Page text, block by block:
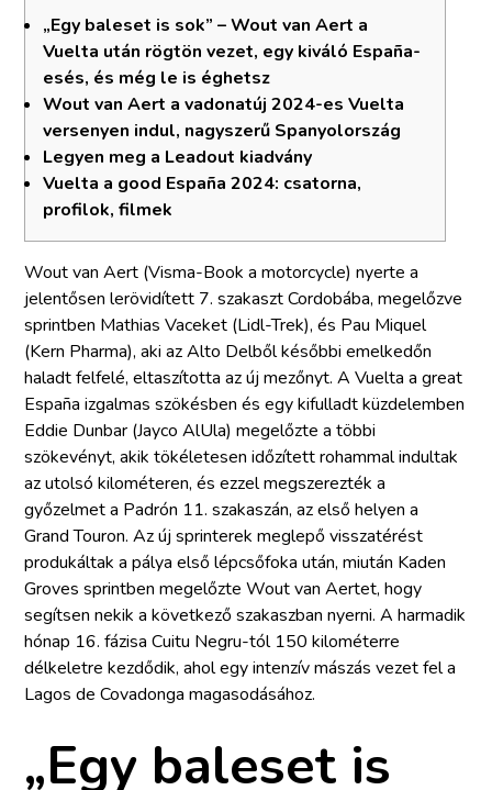
„Egy baleset is sok” – Wout van Aert a
Vuelta után rögtön vezet, egy kiváló España-
esés, és még le is éghetsz
Wout van Aert a vadonatúj 2024-es Vuelta
versenyen indul, nagyszerű Spanyolország
Legyen meg a Leadout kiadvány
Vuelta a good España 2024: csatorna,
profilok, filmek
Wout van Aert (Visma-Book a motorcycle) nyerte a
jelentősen lerövidített 7. szakaszt Cordobába, megelőzve
sprintben Mathias Vaceket (Lidl-Trek), és Pau Miquel
(Kern Pharma), aki az Alto Delből későbbi emelkedőn
haladt felfelé, eltaszította az új mezőnyt. A Vuelta a great
España izgalmas szökésben és egy kifulladt küzdelemben
Eddie Dunbar (Jayco AlUla) megelőzte a többi
szökevényt, akik tökéletesen időzített rohammal indultak
az utolsó kilométeren, és ezzel megszerezték a
győzelmet a Padrón 11.szakaszán, az első helyen a
Grand Touron. Az új sprinterek meglepő visszatérést
produkáltak a pálya első lépcsőfoka után, miután Kaden
Groves sprintben megelőzte Wout van Aertet, hogy
segítsen nekik a következő szakaszban nyerni. A harmadik
hónap 16. fázisa Cuitu Negru-tól 150 kilométerre
délkeletre kezdődik, ahol egy intenzív mászás vezet fel a
Lagos de Covadonga magasodásához.
„Egy baleset is